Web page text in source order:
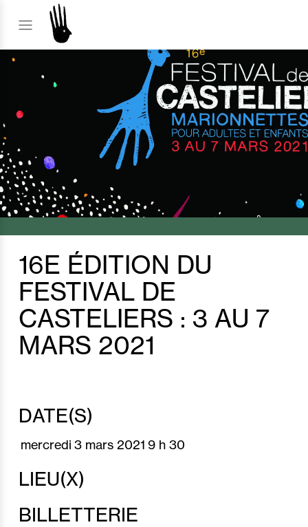
16E ÉDITION DU
FESTIVAL DE
CASTELIERS : 3 AU 7
MARS 2021
DATE(S)
mercredi 3 mars 2021 9 h 30
LIEU(X)
BILLETTERIE